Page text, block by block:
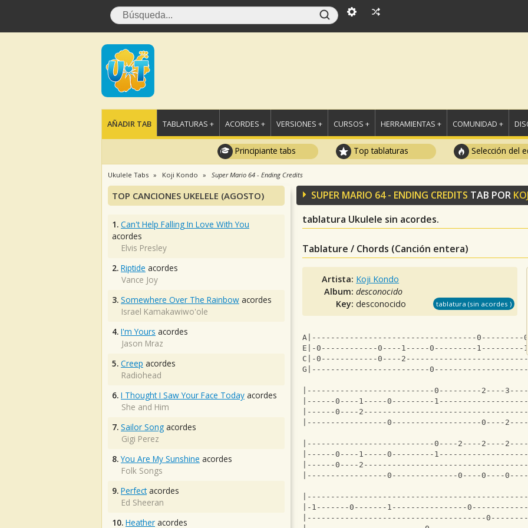
AÑADIR TAB TABLATURAS + ACORDES + VERSIONES + CURSOS + HERRAMIENTAS + COMUNIDAD +
Principiante tabs Top tablaturas Selección del
Ukulele Tabs Koji Kondo Super Mario 64 - Ending Credits
SUPER MARIO 64 - ENDING CREDITS TAB POR
tablatura Ukulele sin acordes.
Tablature / Chords (Canción entera)
Artista: Koji Kondo
Album:desconocido
Key:desconocido tablatura (sin acordes )
A|-----------------------------------0---------
E|-0------------0----1-----0---------1---------
C|-0------------0----
G|-------------------------
|---------------------------0---------2----
|------0----1-----0---------
|------0----
|-----------------0-------------------0----
|---------------------------0----2----2----
|------0----1-----0---------
|------0----
|-----------------0--------------0----0----
|-1-------0-------1----------------
|--------------------------------------
TOP CANCIONES UKELELE (AGOSTO)
1. Can't Help Falling In Love With You
acordes
Elvis Presley
2. Riptide acordes
Vance Joy
3. Somewhere Over The Rainbow acordes
Israel Kamakawiwo'ole
4. I'm Yours acordes
Jason Mraz
5. Creep acordes
Radiohead
6. I Thought I Saw Your Face Today acordes
She and Him
7. Sailor Song acordes
Gigi Perez
8. You Are My Sunshine acordes
Folk Songs
9. Perfectacordes
Ed Sheeran
10. Heather acordes